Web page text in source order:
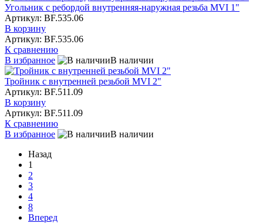
Угольник с ребордой внутренняя-наружная резьба MVI 1"
Артикул: BF.535.06
В корзину
Артикул: BF.535.06
К сравнению
В избранное
В наличии
Тройник с внутренней резьбой MVI 2"
Артикул: BF.511.09
В корзину
Артикул: BF.511.09
К сравнению
В избранное
В наличии
Назад
1
2
3
4
8
Вперед